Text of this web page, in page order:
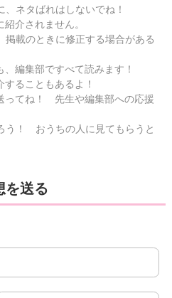
ネタばれはしないでね！
介されません。
載のときに修正する場合がある
編集部ですべて読みます！
ることもあるよ！
ってね！ 先生や編集部への応援
う！ おうちの人に見てもらうと
を送る